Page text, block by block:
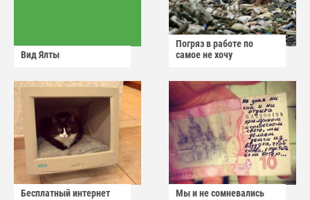
Вид Ялты
Погряз в работе по
самое не хочу
Бесплатный интернет Мы и не сомневались